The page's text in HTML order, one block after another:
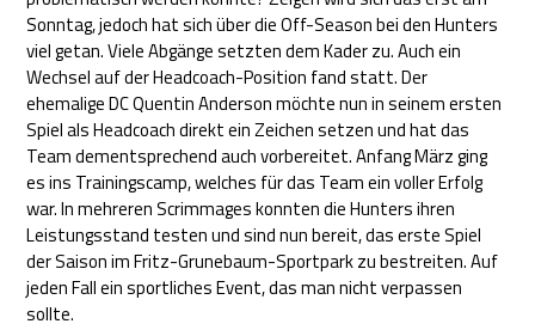
Sonntag, jedoch hat sich über die Off-Season bei den Hunters
viel getan. Viele Abgänge setzten dem Kader zu. Auch ein
Wechsel auf der Headcoach-Position fand statt. Der
ehemalige DC Quentin Anderson möchte nun in seinem ersten
Spiel als Headcoach direkt ein Zeichen setzen und hat das
Team dementsprechend auch vorbereitet. Anfang März ging
es ins Trainingscamp, welches für das Team ein voller Erfolg
war. In mehreren Scrimmages konnten die Hunters ihren
Leistungsstand testen und sind nun bereit, das erste Spiel
der Saison im Fritz-Grunebaum-Sportpark zu bestreiten. Auf
jeden Fall ein sportliches Event, das man nicht verpassen
sollte.